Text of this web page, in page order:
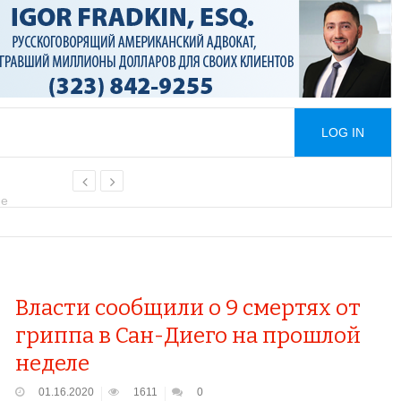
LOG IN
воды из реки
звонков аферистов
Власти сообщили о 9 смертях от
гриппа в Сан-Диего на прошлой
неделе
01.16.2020 1611 0